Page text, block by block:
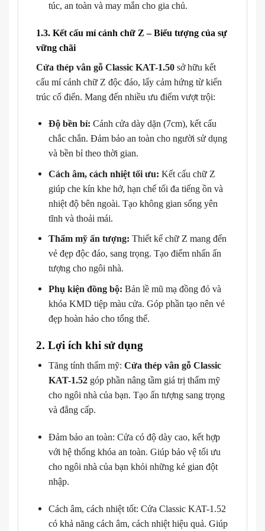
túc, an toàn và may mắn cho gia chủ.
1.3. Kết cấu mí cánh chữ Z – Biểu tượng của sự
vững chãi
Cửa thép vân gỗ Classic KAT-1.50 sở hữu kết
cấu mí cánh chữ Z độc đáo, lấy cảm hứng từ kiến
trúc cổ điển. Mang đến nhiều ưu điểm vượt trội:
Độ bền bỉ: Cánh cửa dày dặn (7cm), kết cấu
chắc chắn. Đảm bảo an toàn cho người sử dụng
và bền bỉ theo thời gian.
Cách âm, cách nhiệt tối ưu: Kết cấu chữ Z
giúp che kín khe hở, hạn chế tối đa tiếng ồn và
nhiệt độ bên ngoài. Tạo không gian sống yên
tĩnh và thoải mái.
Thẩm mỹ ấn tượng: Thiết kế chữ Z mang đến
vẻ đẹp độc đáo, sang trọng. Tạo điểm nhấn ấn
tượng cho ngôi nhà.
Phụ kiện đồng bộ: Bản lề mũ mạ đồng đỏ và
khóa KMD tiệp màu cửa. Góp phần tạo nên vẻ
đẹp hoàn hảo cho tổng thể.
2. Lợi ích khi sử dụng
Tăng tính thẩm mỹ: Cửa thép vân gỗ Classic
KAT-1.52góp phần nâng tầm giá trị thẩm mỹ
cho ngôi nhà của bạn. Tạo ấn tượng sang trọng
và đẳng cấp.
Đảm bảo an toàn: Cửa có độ dày cao, kết hợp
với hệ thống khóa an toàn. Giúp bảo vệ tối ưu
cho ngôi nhà của bạn khỏi những kẻ gian đột
nhập.
Cách âm, cách nhiệt tốt: Cửa Classic KAT-1.52
có khả năng cách âm, cách nhiệt hiệu quả. Giúp